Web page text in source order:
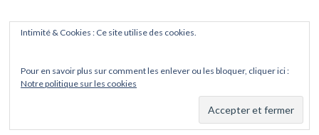
Intimité & Cookies : Ce site utilise des cookies.
Pour en savoir plus sur comment les enlever ou les bloquer, cliquer ici :
Notre politique sur les cookies
✦ © 2025 Les Galaxies Vibratoires · Tous droits réservés